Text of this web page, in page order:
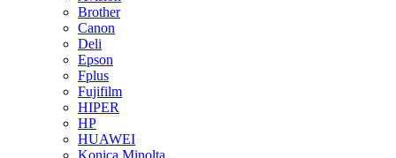
Brother
Canon
Deli
Epson
Fplus
Fujifilm
HIPER
HP
HUAWEI